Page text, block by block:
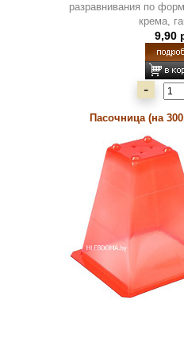
разравнивания по
крема,
9,90
-
Пасочница (на